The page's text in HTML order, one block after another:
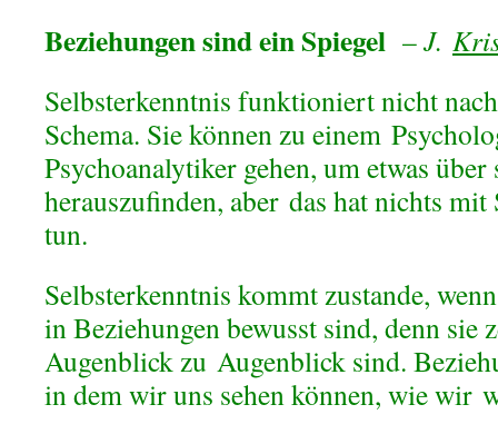
Beziehungen sind ein Spiegel –J. K
Selbsterkenntnis funktioniert nicht
Schema. Sie können zu einem
Psychoanalytiker gehen, um etwas über
herauszufinden, aber das hat nichts
tun.
Selbsterkenntnis kommt zustande,
in Beziehungen bewusst sind, denn sie
Augenblick zu Augenblick sind.
in dem wir uns sehen können, wie wir